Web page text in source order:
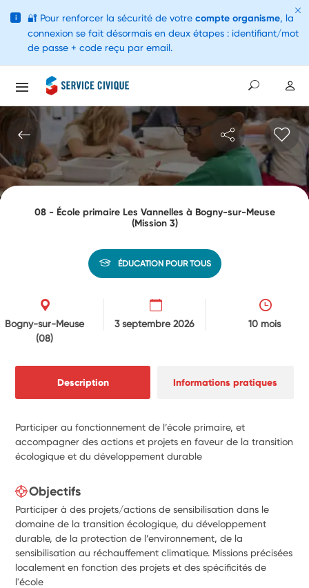
08 - École primaire Les Vannelles à Bogny-sur-Meuse
(Mission 3)
ÉDUCATION POUR TOUS
Bogny-sur-Meuse
(08)
3 septembre 2026 10 mois
Description Informations pratiques
Participer au fonctionnement de l’école primaire, et
accompagner des actions et projets en faveur de la transition
écologique et du développement durable
Objectifs
Participer à des projets/actions de sensibilisation dans le
domaine de la transition écologique, du développement
durable, de la protection de l’environnement, de la
sensibilisation au réchauffement climatique. Missions précisées
localement en fonction des projets et des spécificités de
l'école
i 🔐 Pour renforcer la sécurité de votre compte organisme, la
connexion se fait désormais en deux étapes : identifiant/mot
de passe + code reçu par email.